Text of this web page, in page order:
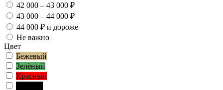
42 000 – 43 000 ₽
43 000 – 44 000 ₽
44 000 ₽ и дороже
Не важно
Цвет
Бежевый
Зелёный
Красный